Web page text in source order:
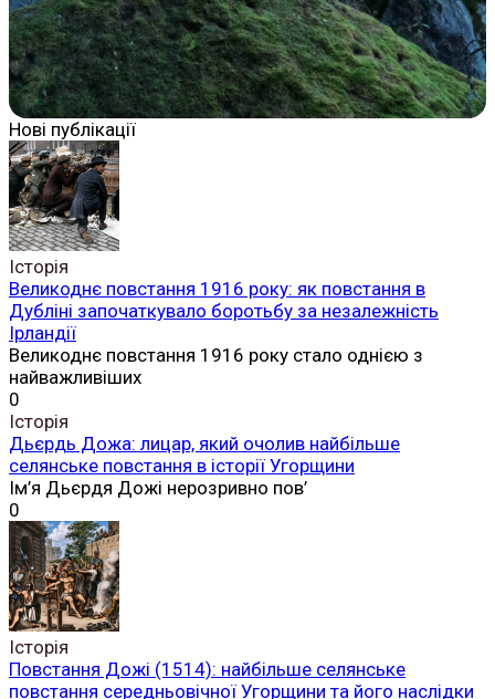
Нові публікації
Історія
Великоднє повстання 1916 року: як повстання в
Дубліні започаткувало боротьбу за незалежність
Ірландії
Великоднє повстання 1916 року стало однією з
найважливіших
0
Історія
Дьєрдь Дожа: лицар, який очолив найбільше
селянське повстання в історії Угорщини
Ім’я Дьєрдя Дожі нерозривно пов’
0
Історія
Повстання Дожі (1514): найбільше селянське
повстання середньовічної Угорщини та його наслідки